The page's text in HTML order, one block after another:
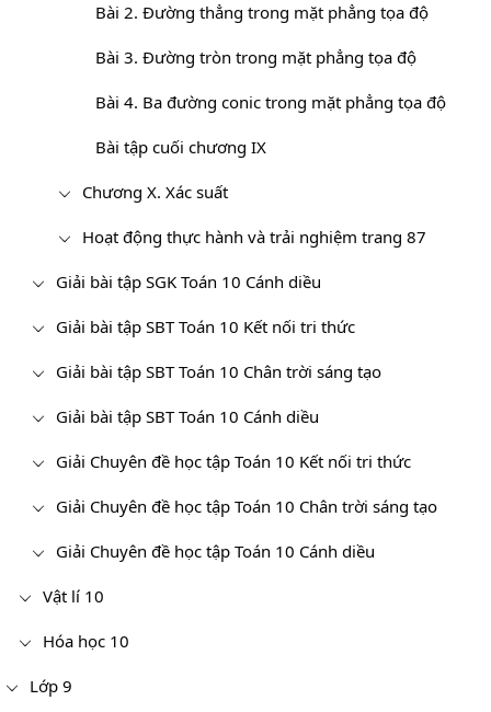
Bài 2. Đường thẳng trong mặt phẳng tọa độ
Bài 3. Đường tròn trong mặt phẳng tọa độ
Bài 4. Ba đường conic trong mặt phẳng tọa độ
Bài tập cuối chương IX
Chương X. Xác suất
Hoạt động thực hành và trải nghiệm trang 87
Giải bài tập SGK Toán 10 Cánh diều
Giải bài tập SBT Toán 10 Kết nối tri thức
Giải bài tập SBT Toán 10 Chân trời sáng tạo
Giải bài tập SBT Toán 10 Cánh diều
Giải Chuyên đề học tập Toán 10 Kết nối tri thức
Giải Chuyên đề học tập Toán 10 Chân trời sáng tạo
Giải Chuyên đề học tập Toán 10 Cánh diều
Vật lí 10
Hóa học 10
Lớp 9